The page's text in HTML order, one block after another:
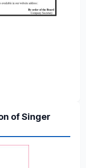
of Singer